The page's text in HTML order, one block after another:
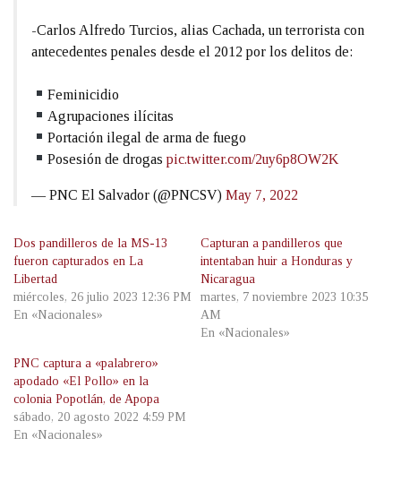
-Carlos Alfredo Turcios, alias Cachada, un terrorista con
antecedentes penales desde el 2012 por los delitos de:
Feminicidio
Agrupaciones ilícitas
Portación ilegal de arma de fuego
Posesión de drogaspic.twitter.com/2uy6p8OW2K
— PNC El Salvador (@PNCSV) May 7, 2022
Dos pandilleros de la MS-13
fueron capturados en La
Libertad
miércoles, 26 julio 2023 12:36 PM
En «Nacionales»
Capturan a pandilleros que
intentaban huir a Honduras y
Nicaragua
martes, 7 noviembre 2023 10:35
AM
En «Nacionales»
PNC captura a «palabrero»
apodado «El Pollo» en la
colonia Popotlán, de Apopa
sábado, 20 agosto 2022 4:59 PM
En «Nacionales»